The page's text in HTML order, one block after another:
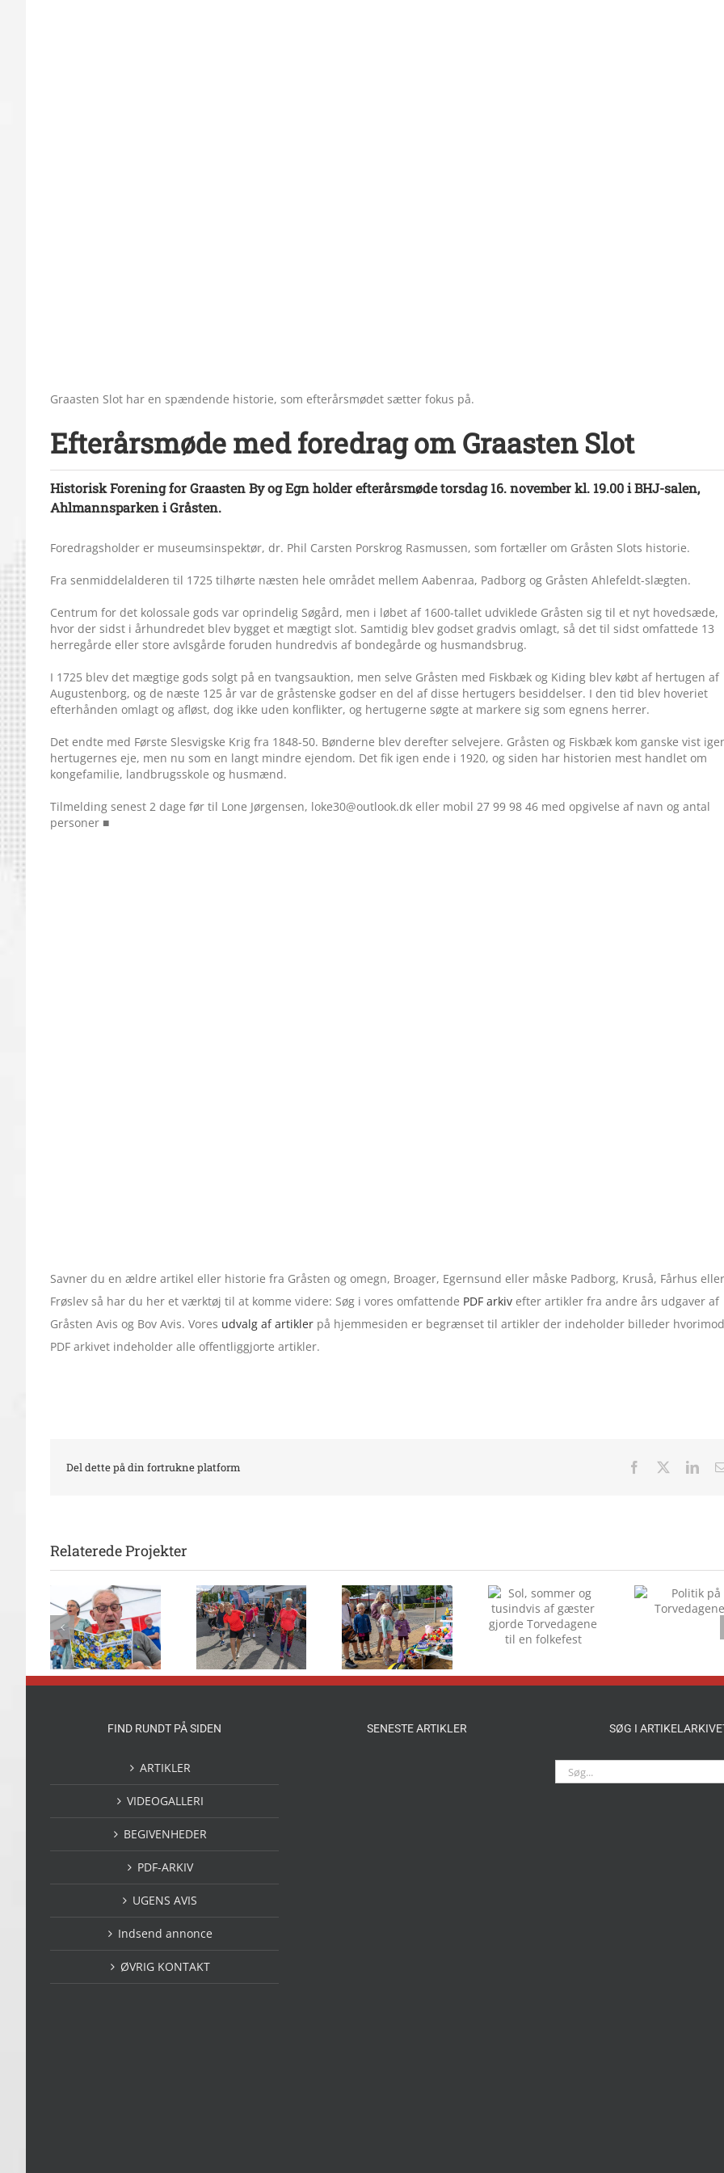
Graasten Slot har en spændende historie, som efterårsmødet sætter fokus på.
Efterårsmøde med foredrag om Graasten Slot
Historisk Forening for Graasten By og Egn holder efterårsmøde torsdag 16. november kl. 19.00 i BHJ-salen,
Ahlmannsparken i Gråsten.
Foredragsholder er museumsinspektør, dr. Phil Carsten Porskrog Rasmussen, som fortæller om Gråsten Slots historie.
Fra senmiddelalderen til 1725 tilhørte næsten hele området mellem Aabenraa, Padborg og Gråsten Ahlefeldt-slægten.
Centrum for det kolossale gods var oprindelig Søgård, men i løbet af 1600-tallet udviklede Gråsten sig til et nyt hovedsæde,
hvor der sidst i århundredet blev bygget et mægtigt slot. Samtidig blev godset gradvis omlagt, så det til sidst omfattede 13
herregårde eller store avlsgårde foruden hundredvis af bondegårde og husmandsbrug.
I 1725 blev det mægtige gods solgt på en tvangsauktion, men selve Gråsten med Fiskbæk og Kiding blev købt af hertugen af
Augustenborg, og de næste 125 år var de gråstenske godser en del af disse hertugers besiddelser. I den tid blev hoveriet
efterhånden omlagt og afløst, dog ikke uden konflikter, og hertugerne søgte at markere sig som egnens herrer.
Det endte med Første Slesvigske Krig fra 1848-50. Bønderne blev derefter selvejere. Gråsten og Fiskbæk kom ganske vist
hertugernes eje, men nu som en langt mindre ejendom. Det fik igen ende i 1920, og siden har historien mest handlet om
kongefamilie, landbrugsskole og husmænd.
Tilmelding senest 2 dage før til Lone Jørgensen, loke30@outlook.dk eller mobil 27 99 98 46 med opgivelse af navn og antal
personer ■
Savner du en ældre artikel eller historie fra Gråsten og omegn, Broager, Egernsund eller måske Padborg, Kruså, Fårhus eller
Frøslev så har du her et værktøj til at komme videre: Søg i vores omfattende PDF arkiv efter artikler fra andre års udgaver af
Gråsten Avis og Bov Avis. Vores udvalg af artiklerpå hjemmesiden er begrænset til artikler der indeholder billeder hvorimod
PDF arkivet indeholder alle offentliggjorte artikler.
Del dette på din fortrukne platform Facebook
Relaterede Projekter
Flot danseshow
foran 2Dreams
Børn solgte
deres legesager
Sol, sommer og
tusindvis af
gæster gjorde
Torvedagene til
en folkefest
Politik på
Torvedagene
FIND RUNDT PÅ SIDEN
ARTIKLER
VIDEOGALLERI
BEGIVENHEDER
PDF-ARKIV
UGENS AVIS
Indsend annonce
ØVRIG KONTAKT
SENESTE ARTIKLER SØG I
Søg
efter: